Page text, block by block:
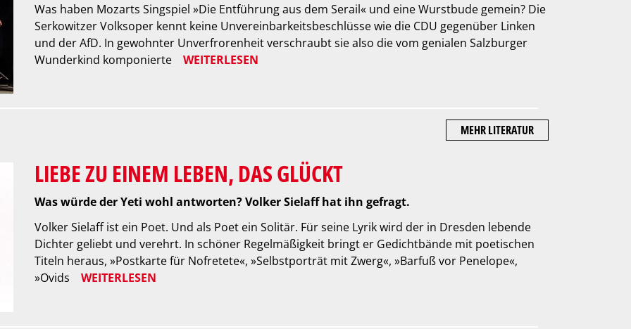
Was haben Mozarts Singspiel »Die Entführung aus dem Serail« und eine Wurstbude gemein? Die
Serkowitzer Volksoper kennt keine Unvereinbarkeitsbeschlüsse wie die CDU gegenüber Linken
und der AfD. In gewohnter Unverfrorenheit verschraubt sie also die vom genialen Salzburger
Wunderkind komponierte
WEITERLESEN
MEHR LITERATUR
LIEBE ZU EINEM LEBEN, DAS GLÜCKT
Was würde der Yeti wohl antworten? Volker Sielaff hat ihn gefragt.
Volker Sielaff ist ein Poet. Und als Poet ein Solitär. Für seine Lyrik wird der in Dresden lebende
Dichter geliebt und verehrt. In schöner Regelmäßigkeit bringt er Gedichtbände mit poetischen
Titeln heraus, »Postkarte für Nofretete«, »Selbstporträt mit Zwerg«, »Barfuß vor Penelope«,
»Ovids
WEITERLESEN